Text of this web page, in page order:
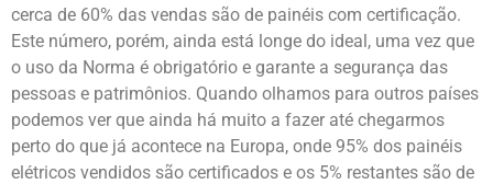
cerca de 60% das vendas são de painéis com certificação.
Este número, porém, ainda está longe do ideal, uma vez que
o uso da Norma é obrigatório e garante a segurança das
pessoas e patrimônios. Quando olhamos para outros países
podemos ver que ainda há muito a fazer até chegarmos
perto do que já acontece na Europa, onde 95% dos painéis
elétricos vendidos são certificados e os 5% restantes são de